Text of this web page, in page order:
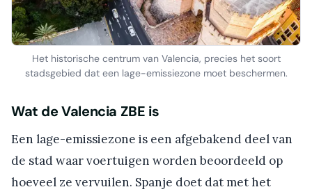
Het historische centrum van Valencia, precies het soort
stadsgebied dat een lage-emissiezone moet beschermen.
Wat de Valencia ZBE is
Een lage-emissiezone is een afgebakend deel van
de stad waar voertuigen worden beoordeeld op
hoeveel ze vervuilen. Spanje doet dat met het